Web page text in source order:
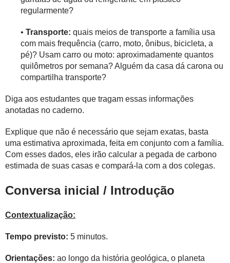
regularmente?
• Transporte: quais meios de transporte a família usa
com mais frequência (carro, moto, ônibus, bicicleta, a
pé)? Usam carro ou moto: aproximadamente quantos
quilômetros por semana? Alguém da casa dá carona ou
compartilha transporte?
Diga aos estudantes que tragam essas informações
anotadas no caderno.
Explique que não é necessário que sejam exatas, basta
uma estimativa aproximada, feita em conjunto com a família.
Com esses dados, eles irão calcular a pegada de carbono
estimada de suas casas e compará-la com a dos colegas.
Conversa inicial / Introdução
Contextualização:
Tempo previsto: 5 minutos.
Orientações: ao longo da história geológica, o planeta